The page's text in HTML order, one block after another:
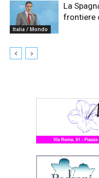
Italia / Mondo
La
frontiere